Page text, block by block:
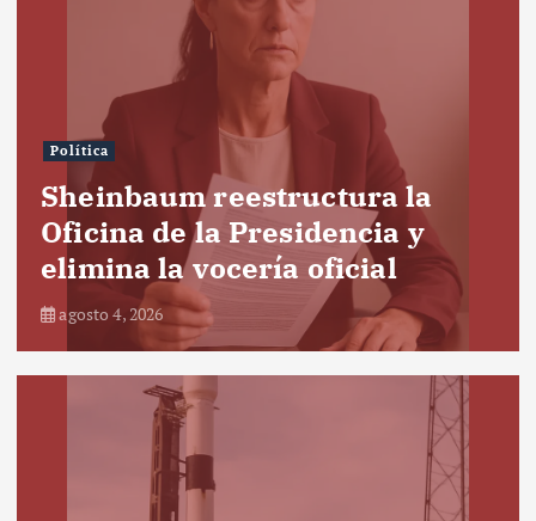
Política
Sheinbaum reestructura la
Oficina de la Presidencia y
elimina la vocería oficial
agosto 4, 2026